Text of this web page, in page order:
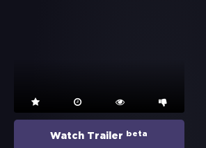
Watch Trailer beta